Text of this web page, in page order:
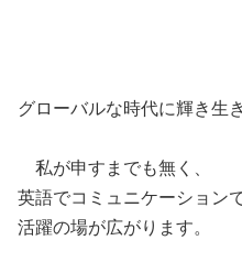
グローバルな時代に輝き生
私が申すまでも無く、
英語でコミュニケーション
活躍の場が広がります。